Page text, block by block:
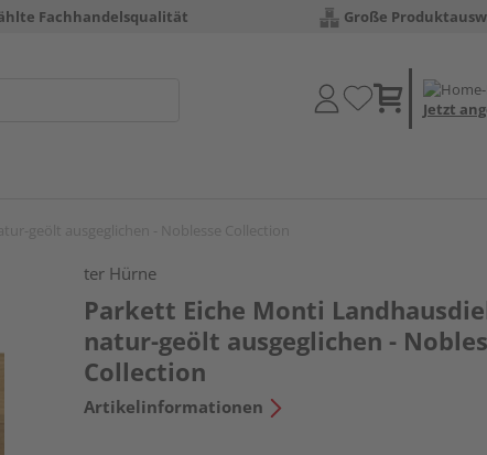
Fachhandelsqualität Große
Jetzt
ter Hürne
Parkett Eiche Monti
natur-geölt ausgeglichen -
Collection
Artikelinformationen